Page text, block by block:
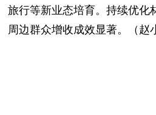
旅行等新业态培育。持续优化
周边群众增收成效显著。（赵